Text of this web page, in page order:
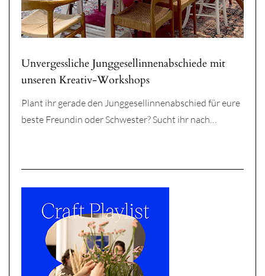
Unvergessliche Junggesellinnenabschiede mit
unseren Kreativ-Workshops
Plant ihr gerade den Junggesellinnenabschied für eure
beste Freundin oder Schwester? Sucht ihr nach…